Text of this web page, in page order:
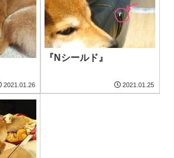
2021.01.26
『Nシールド』
2021.01.25